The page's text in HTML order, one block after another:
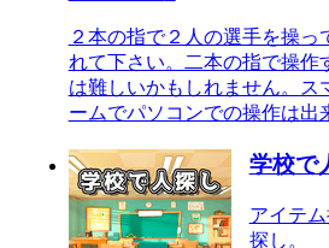
２本の指で２人の選手を操っ
れて下さい。二本の指で操作
は難しいかもしれません。ス
ームでパソコンでの操作は出
学校で
アイテ
探し。